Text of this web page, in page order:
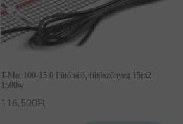
T-Mat 100-15.0 Fűtőháló, fűtőszőnyeg 15m2
1500w
116,500Ft